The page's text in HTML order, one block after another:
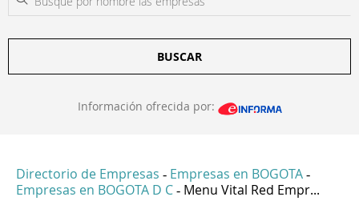
BUSCAR
Información ofrecida por:
Directorio de Empresas - Empresas en BOGOTA -
Empresas en BOGOTA D C - Menu Vital Red Empr...